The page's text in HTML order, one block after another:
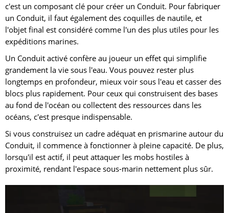
c'est un composant clé pour créer un Conduit. Pour fabriquer
un Conduit, il faut également des coquilles de nautile, et
l'objet final est considéré comme l'un des plus utiles pour les
expéditions marines.
Un Conduit activé confère au joueur un effet qui simplifie
grandement la vie sous l'eau. Vous pouvez rester plus
longtemps en profondeur, mieux voir sous l'eau et casser des
blocs plus rapidement. Pour ceux qui construisent des bases
au fond de l'océan ou collectent des ressources dans les
océans, c'est presque indispensable.
Si vous construisez un cadre adéquat en prismarine autour du
Conduit, il commence à fonctionner à pleine capacité. De plus,
lorsqu'il est actif, il peut attaquer les mobs hostiles à
proximité, rendant l'espace sous-marin nettement plus sûr.